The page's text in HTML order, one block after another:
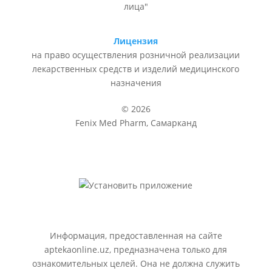
лица"
Лицензия
на право осуществления розничной реализации
лекарственных средств и изделий медицинского
назначения
© 2026
Fenix Med Pharm, Самарканд
Информация, предоставленная на сайте
aptekaonline.uz, предназначена только для
ознакомительных целей. Она не должна служить